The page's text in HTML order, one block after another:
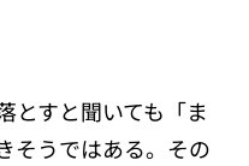
とすと聞いても「ま
そうではある。その